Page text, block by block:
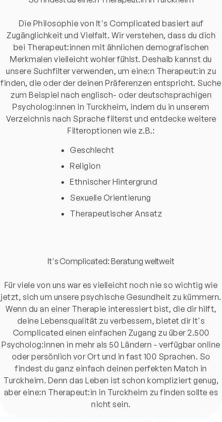
Die Philosophie von It's Complicated basiert auf
Zugänglichkeit und Vielfalt. Wir verstehen, dass du dich
bei Therapeut:innen mit ähnlichen demografischen
Merkmalen vielleicht wohler fühlst. Deshalb kannst du
unsere Suchfilter verwenden, um eine:n Therapeut:in zu
finden, die oder der deinen Präferenzen entspricht. Suche
zum Beispiel nach englisch- oder deutschsprachigen
Psycholog:innen in Turckheim, indem du in unserem
Verzeichnis nach Sprache filterst und entdecke weitere
Filteroptionen wie z.B.:
Geschlecht
Religion
Ethnischer Hintergrund
Sexuelle Orientierung
Therapeutischer Ansatz
It's Complicated: Beratung weltweit
Für viele von uns war es vielleicht noch nie so wichtig wie
jetzt, sich um unsere psychische Gesundheit zu kümmern.
Wenn du an einer Therapie interessiert bist, die dir hilft,
deine Lebensqualität zu verbessern, bietet dir It's
Complicated einen einfachen Zugang zu über 2.500
Psycholog:innen in mehr als 50 Ländern - verfügbar online
oder persönlich vor Ort und in fast 100 Sprachen. So
findest du ganz einfach deinen perfekten Match in
Turckheim. Denn das Leben ist schon kompliziert genug,
aber eine:n Therapeut:in in Turckheim zu finden sollte es
nicht sein.